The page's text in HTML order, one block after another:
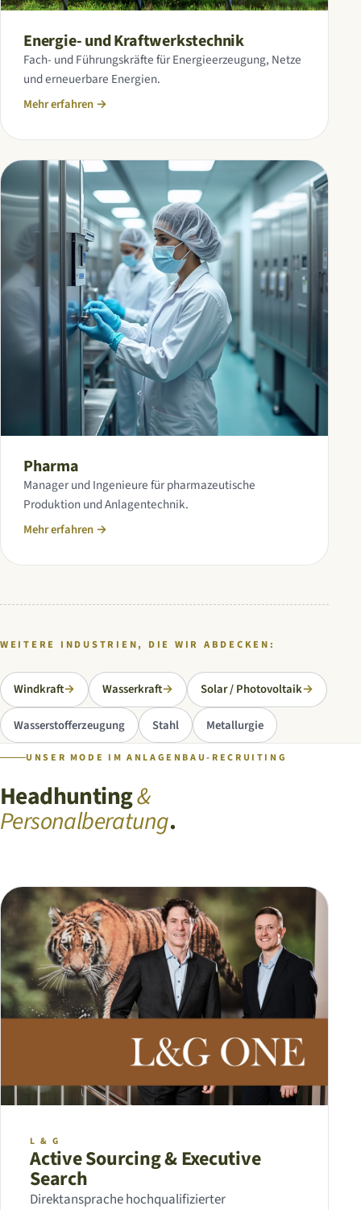
Energie- und Kraftwerkstechnik
Fach- und Führungskräfte für Energieerzeugung, Netze
und erneuerbare Energien.
Mehr erfahren→
Pharma
Manager und Ingenieure für pharmazeutische
Produktion und Anlagentechnik.
Mehr erfahren→
WEITERE INDUSTRIEN, DIE WIR ABDECKEN:
Windkraft→ Wasserkraft→ Solar / Photovoltaik→
Wasserstofferzeugung Stahl Metallurgie
UNSER MODE IM ANLAGENBAU-RECRUITING
Headhunting&
Personalberatung.
L & G
Active Sourcing & Executive
Search
Direktansprache hochqualifizierter